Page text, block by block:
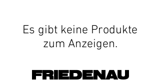
Es gibt keine Produkte
zum Anzeigen.
FRIEDENAU